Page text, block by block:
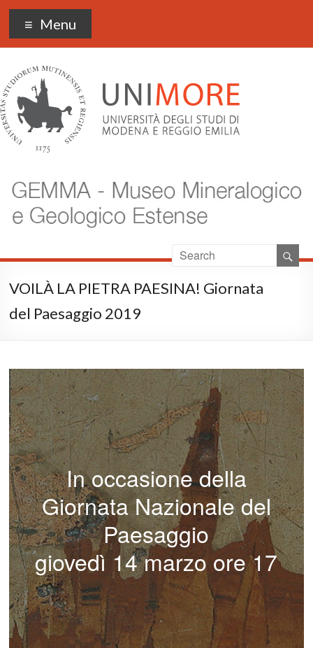
Museo Gemma
Menu
VOILÀ LA PIETRA PAESINA! Giornata
del Paesaggio 2019
In occasione della
Giornata Nazionale del
Paesaggio
giovedì 14 marzo ore 17